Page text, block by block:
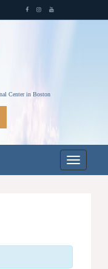
Center in Boston